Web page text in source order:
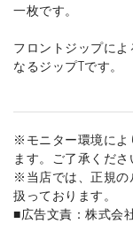
一枚です。
フロントジップに
なるジップTです。
※モニター環境によ
ます。ご了承くださ
※当店では、正規の
扱っております。
■広告文責：株式会